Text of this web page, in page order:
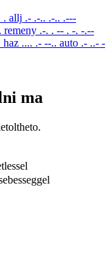
. allj .- .-.. .-.. .---
remeny .-. . -- . -. -.--
haz .... .- --.. auto .- ..- -
ma